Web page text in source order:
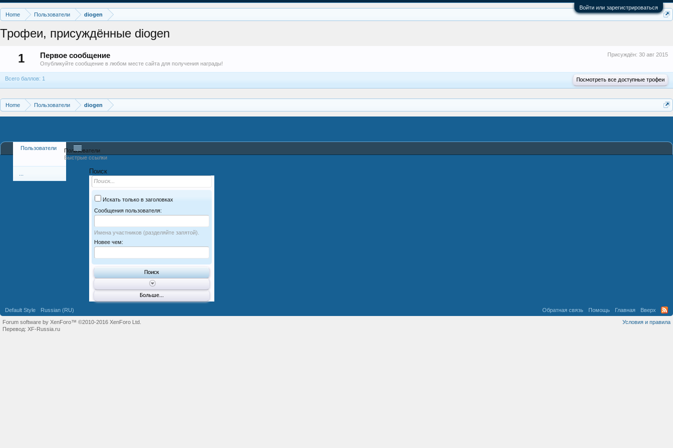
Войти или зарегистрироваться
Home
Пользователи diogen
Трофеи, присуждённые diogen
1
Присуждён: 30 авг 2015
Первое сообщение
Опубликуйте сообщение в любом месте сайта для получения награды!
Всего баллов: 1 Посмотреть все доступные трофеи
Home Пользователи diogen
Пользователи
Пользователи
Быстрые ссылки
Поиск
Искать только в заголовках
Сообщения пользователя:
Имена участников (разделяйте запятой).
Новее чем:
Больше...
Default Style Russian (RU) Обратная связь Помощь Главная
Вверх
Условия и правила
Forum software by XenForo™ ©2010-2016 XenForo Ltd.
Перевод: XF-Russia.ru